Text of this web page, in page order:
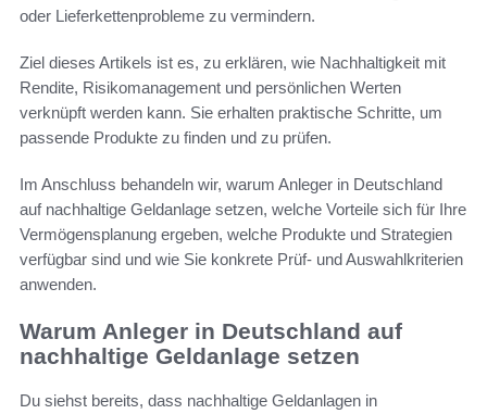
oder Lieferkettenprobleme zu vermindern.
Ziel dieses Artikels ist es, zu erklären, wie Nachhaltigkeit mit
Rendite, Risikomanagement und persönlichen Werten
verknüpft werden kann. Sie erhalten praktische Schritte, um
passende Produkte zu finden und zu prüfen.
Im Anschluss behandeln wir, warum Anleger in Deutschland
auf nachhaltige Geldanlage setzen, welche Vorteile sich für Ihre
Vermögensplanung ergeben, welche Produkte und Strategien
verfügbar sind und wie Sie konkrete Prüf- und Auswahlkriterien
anwenden.
Warum Anleger in Deutschland auf
nachhaltige Geldanlage setzen
Du siehst bereits, dass nachhaltige Geldanlagen in